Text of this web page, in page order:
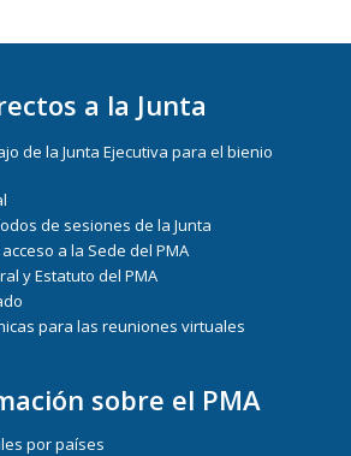
a la Junta
de la Junta Ejecutiva para el bienio
de sesiones de la Junta
a la Sede del PMA
y Estatuto del PMA
para las reuniones virtuales
sobre el PMA
por países